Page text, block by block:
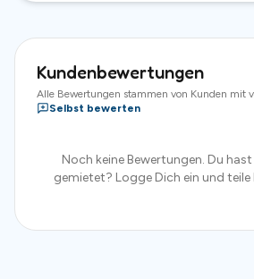
Kundenbewertungen
Alle Bewertungen stammen von Kunden mit
Selbst bewerten
Noch keine Bewertungen. Du
gemietet? Logge Dich ein und teile